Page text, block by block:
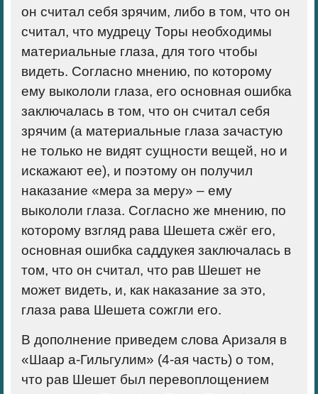
он считал себя зрячим, либо в том, что он
считал, что мудрецу Торы необходимы
материальные глаза, для того чтобы
видеть. Согласно мнению, по которому
ему выкололи глаза, его основная ошибка
заключалась в том, что он считал себя
зрячим (а материальные глаза зачастую
не только не видят сущности вещей, но и
искажают ее), и поэтому он получил
наказание «мера за меру» – ему
выкололи глаза. Согласно же мнению, по
которому взгляд рава Шешета сжёг его,
основная ошибка саддукея заключалась в
том, что он считал, что рав Шешет не
может видеть, и, как наказание за это,
глаза рава Шешета сожгли его.
В дополнение приведем слова Аризаля в
«Шаар а-Гильгулим» (4-ая часть) о том,
что рав Шешет был перевоплощением